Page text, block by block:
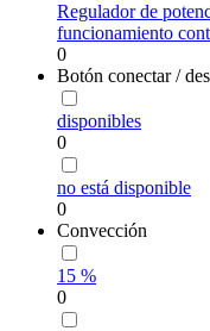
Regulador de
funcionamiento
0
Botón conectar /
disponibles
0
no está disponible
0
Convección
15 %
0